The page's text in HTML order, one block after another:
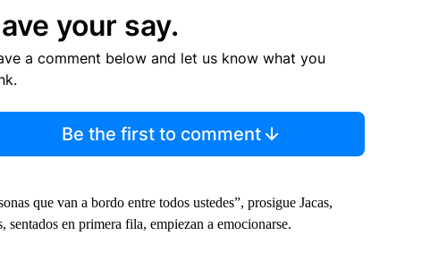
your say.
a comment below and let us know what you
Be the first to comment
que van a bordo entre todos ustedes”, prosigue Jacas,
sentados en primera fila, empiezan a emocionarse.